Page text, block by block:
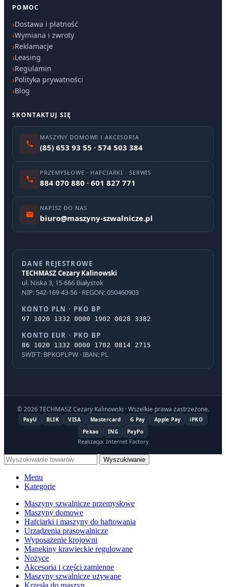
POMOC
Dostawa i płatność
Wymiana i zwroty
Reklamacje
Leasing
Regulamin
Polityka prywatności
Blog
SKONTAKTUJ SIĘ
MASZYNY DOMOWE I AKCESORIA
(85) 653 93 55 · 574 503 384
PRZEMYSŁOWE · HAFCIARKI · SERWIS
884 070 880 · 601 827 771
NAPISZ DO NAS
biuro@maszyny-szwalnicze.pl
DANE REJESTROWE
TECHMASZ Cezary Kalinowski
ul. Niska 3, 15-666 Białystok
NIP: 542-169-43-56 · REGON: 050460903
KONTO PLN · PKO BP
97 1020 1332 0000 1902 0028 3382
KONTO EUR · PKO BP
86 1020 1332 0000 1702 0814 2715
SWIFT: BPKOPLPW · IBAN: PL
© 2026 TECHMASZ Cezary Kalinowski · Wszelkie prawa zastrzeżone.
PayU BLIK VISA Mastercard G Pay Apple Pay
iPKO
Pekao
ING PayPo
Realizacja: Internet Factory
Wyszukiwanie
Menu
Kategorie
Maszyny szwalnicze przemysłowe
Maszyny domowe
Hafciarki i maszyny do haftowania
Urządzenia prasowalnicze
Wyposażenie krojowni
Manekiny krawieckie regulowane
Nożyce
Akcesoria i części zamienne
Maszyny szwalnicze używane
Krzesła do maszyn